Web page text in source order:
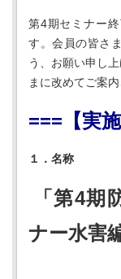
第4期セミナー
す。会員の皆さ
う、お願い申し
まに改めてご案
=== 【実
１．名称
「第4期
ナー水害